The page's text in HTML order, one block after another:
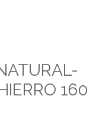
160